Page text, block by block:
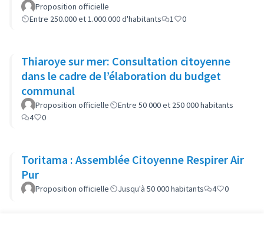
Proposition officielle
Entre 250.000 et 1.000.000 d'habitants
1 0
Thiaroye sur mer: Consultation citoyenne
dans le cadre de l’élaboration du budget
communal
Proposition officielle
Entre 50 000 et 250 000 habitants
4
0
Toritama : Assemblée Citoyenne Respirer Air
Pur
Proposition officielle Jusqu'à 50 000 habitants 4 0